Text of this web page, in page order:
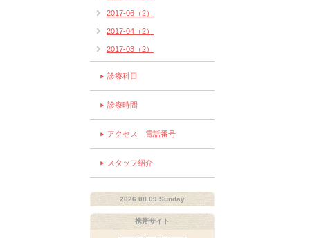
2017-06（2）
2017-04（2）
2017-03（2）
診療科目
診療時間
アクセス 電話番号
スタッフ紹介
2026.08.09 Sunday
携帯サイト